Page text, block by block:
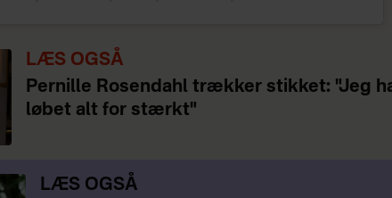
LÆS OGSÅ
Pernille Rosendahl trækker stikket: "Jeg
løbet alt for stærkt"
LÆS OGSÅ